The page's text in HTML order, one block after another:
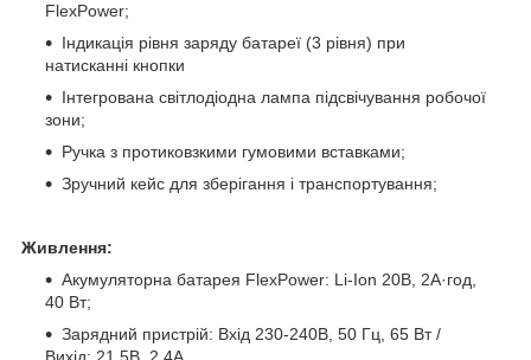
FlexPower;
Індикація рівня заряду батареї (3 рівня) при
натисканні кнопки
Інтегрована світлодіодна лампа підсвічування робочої
зони;
Ручка з протиковзкими гумовими вставками;
Зручний кейс для зберігання і транспортування;
Живлення:
Акумуляторна батарея FlexPower: Li-Ion 20В, 2А·год,
40 Вт;
Зарядний пристрій: Вхід 230-240В, 50 Гц, 65 Вт /